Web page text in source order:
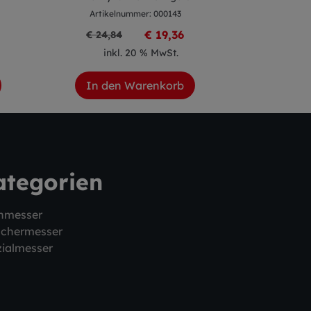
Artikelnummer: 000143
€ 24,84 € 19,36
inkl. 20 % MwSt.
In den Warenkorb